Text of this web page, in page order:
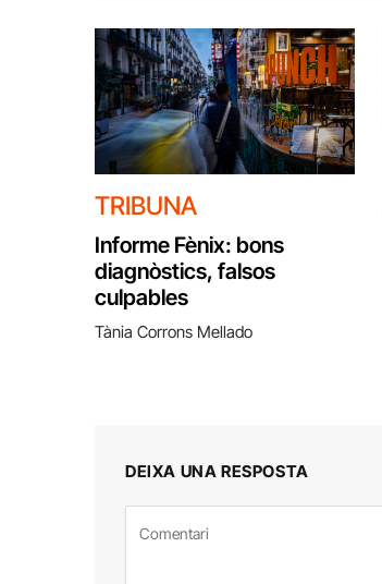
TRIBUNA
Informe Fènix: bons
diagnòstics, falsos
culpables
Tània Corrons Mellado
DEIXA UNA RESPOSTA